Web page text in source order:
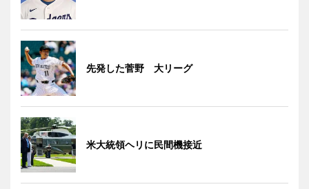
先発した菅野 大リーグ
米大統領ヘリに民間機接近